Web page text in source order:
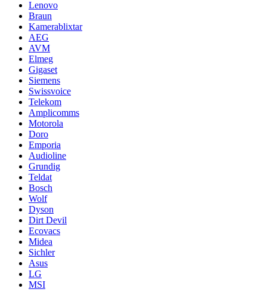
Lenovo
Braun
Kamerablixtar
AEG
AVM
Elmeg
Gigaset
Siemens
Swissvoice
Telekom
Amplicomms
Motorola
Doro
Emporia
Audioline
Grundig
Teldat
Bosch
Wolf
Dyson
Dirt Devil
Ecovacs
Midea
Sichler
Asus
LG
MSI